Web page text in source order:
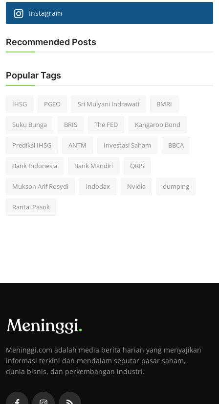
Instagram
Recommended Posts
Popular Tags
IHSG PGEO Sri Mulyani Indrawati BMRI
Suku Bunga BRIS The FED Kangaroo Bond
Prediksi IHSG ANTM Investasi Saham BBCA
Bank Indonesia Bank Mandiri QRIS
Mukson Arif Rosydi Indodax Nvidia dumping
Rantai Pasok
Meninggi.com adalah media berita harian yang menyajikan
informasi terkini dan mendalam seputar pasar saham,
dunia bisnis, dan perkembangan industri.